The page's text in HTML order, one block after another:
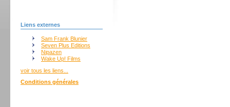
Liens externes
Sam Frank Blunier
Seven Plus Editions
Nipazen
Wake Up! Films
voir tous les liens...
Conditions générales